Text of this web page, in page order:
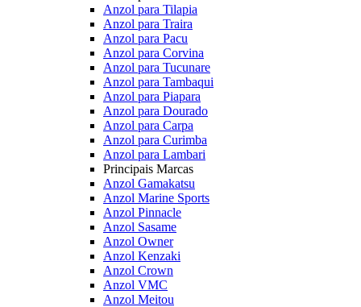
Anzol para Tilapia
Anzol para Traira
Anzol para Pacu
Anzol para Corvina
Anzol para Tucunare
Anzol para Tambaqui
Anzol para Piapara
Anzol para Dourado
Anzol para Carpa
Anzol para Curimba
Anzol para Lambari
Principais Marcas
Anzol Gamakatsu
Anzol Marine Sports
Anzol Pinnacle
Anzol Sasame
Anzol Owner
Anzol Kenzaki
Anzol Crown
Anzol VMC
Anzol Meitou